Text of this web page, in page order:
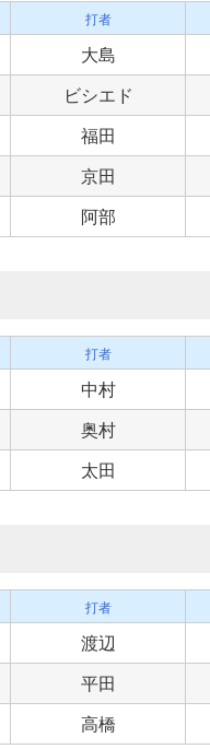
打者
大島
ビシエド
福田
京田
阿部
打者
中村
奥村
太田
打者
渡辺
平田
高橋